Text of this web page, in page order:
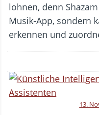
lohnen, denn
Musik-App, sondern
erkennen und
13.